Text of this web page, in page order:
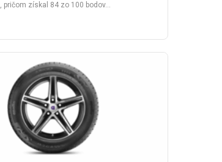
pričom získal 84 zo 100 bodov…